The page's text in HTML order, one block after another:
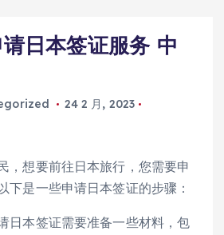
日本签证服务 中
24 2 月, 2023
，想要前往日本旅行，您需要申
下是一些申请日本签证的步骤：
日本签证需要准备一些材料，包